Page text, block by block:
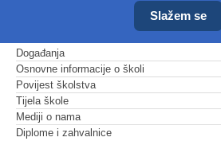
Događanja
Osnovne informacije o školi
Povijest školstva
Tijela škole
Mediji o nama
Diplome i zahvalnice
Slažem se